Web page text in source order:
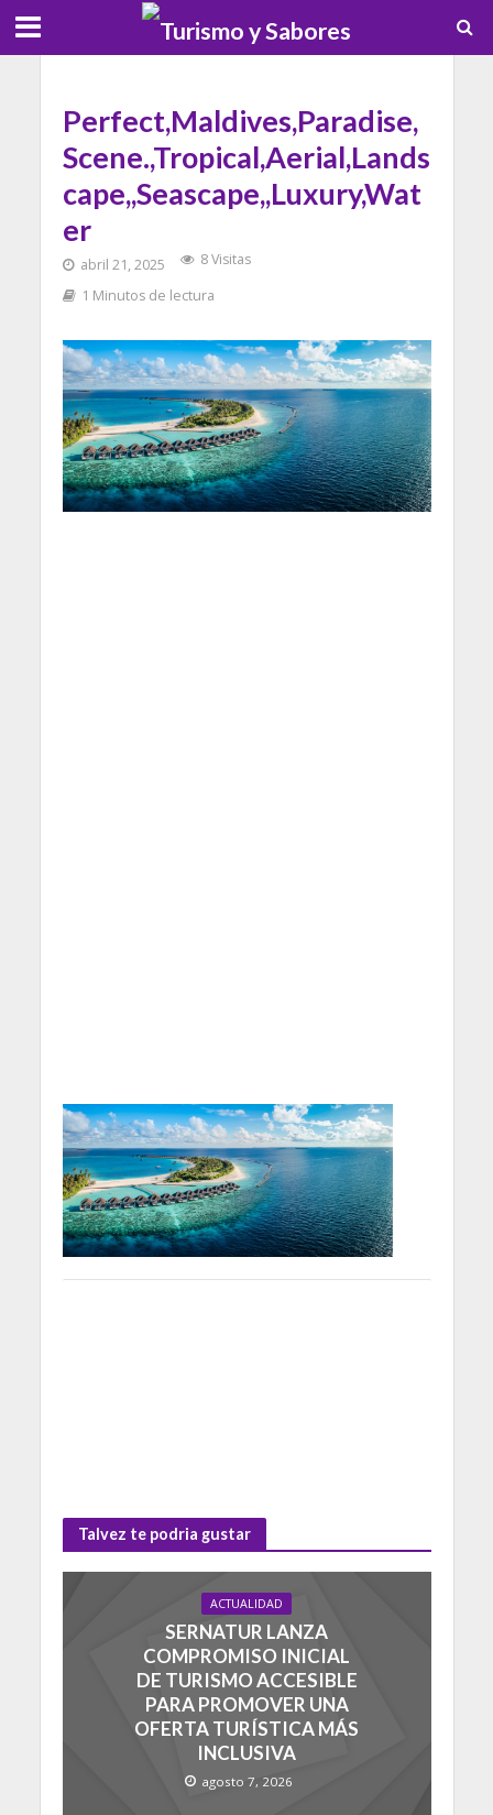
Perfect,Maldives,Paradise,
Scene.,Tropical,Aerial,Lands
cape,,Seascape,,Luxury,Wat
er
abril 21, 2025
8 Visitas
1 Minutos de lectura
Talvez te podria gustar
ACTUALIDAD
SERNATUR LANZA
COMPROMISO INICIAL
DE TURISMO ACCESIBLE
PARA PROMOVER UNA
OFERTA TURÍSTICA MÁS
INCLUSIVA
agosto 7, 2026